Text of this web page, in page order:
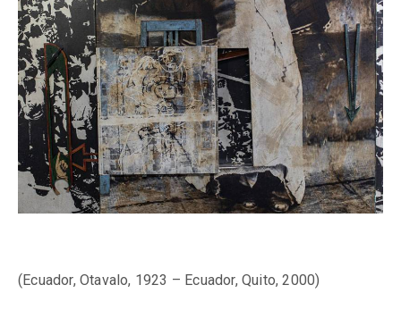
(Ecuador, Otavalo, 1923 – Ecuador, Quito, 2000)